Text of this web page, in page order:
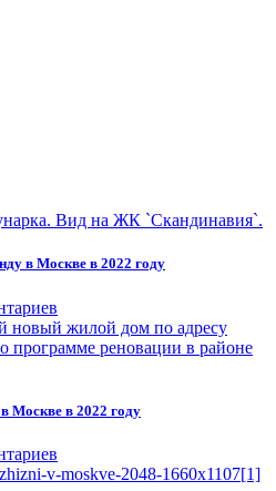
в Москве в 2022 году
Москве в 2022 году